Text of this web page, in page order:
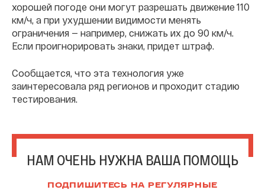
хорошей погоде они могут разрешать движение 110
км/ч, а при ухудшении видимости менять
ограничения — например, снижать их до 90 км/ч.
Если проигнорировать знаки, придет штраф.
Сообщается, что эта технология уже
заинтересовала ряд регионов и проходит стадию
тестирования.
НАМ ОЧЕНЬ НУЖНА ВАША ПОМОЩЬ
ПОДПИШИТЕСЬ НА РЕГУЛЯРНЫЕ